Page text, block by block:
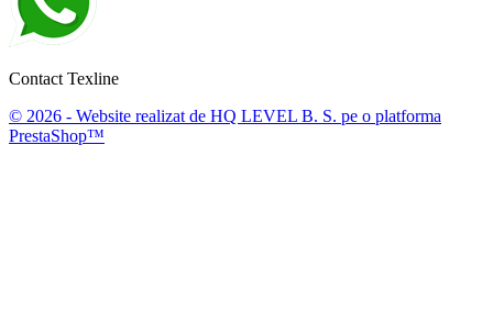
Contact Texline
© 2026 - Website realizat de HQ LEVEL B. S. pe o platforma
PrestaShop™